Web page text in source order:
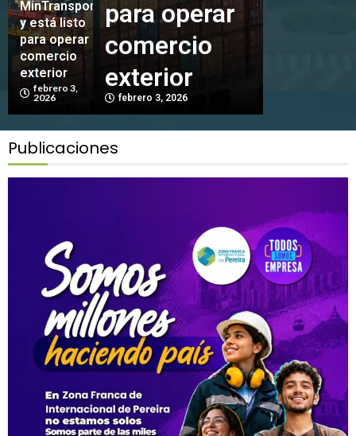
MinTransporte
y está listo
para operar
comercio
exterior
febrero 3,
2026
beneficios
del régimen
franco
enero 27, 2026
Publicaciones